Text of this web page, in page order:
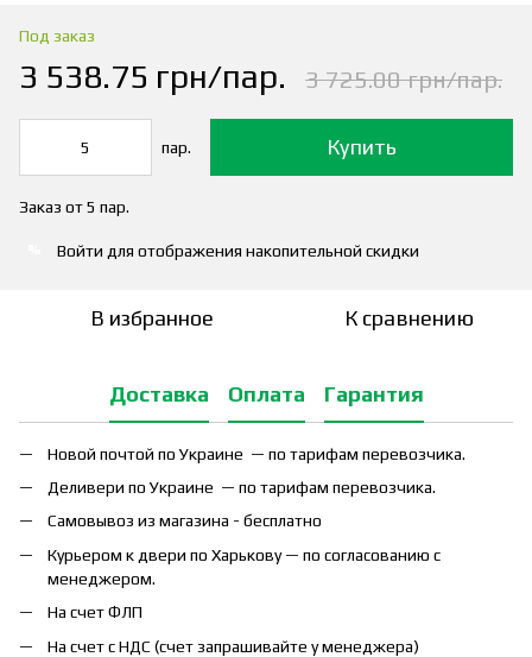
Под заказ
3 538.75 грн/пар. 3 725.00 грн/пар.
пар. Купить
Заказ от 5 пар.
Войти для отображения накопительной скидки
В избранное К сравнению
Доставка Оплата Гарантия
Новой почтой по Украине — по тарифам перевозчика.
Деливери по Украине — по тарифам перевозчика.
Самовывоз из магазина - бесплатно
Курьером к двери по Харькову — по согласованию с
менеджером.
На счет ФЛП
На счет с НДС (счет запрашивайте у менеджера)